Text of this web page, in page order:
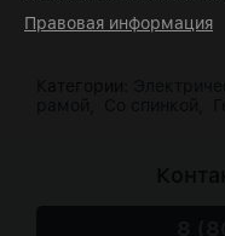
Правовая информация